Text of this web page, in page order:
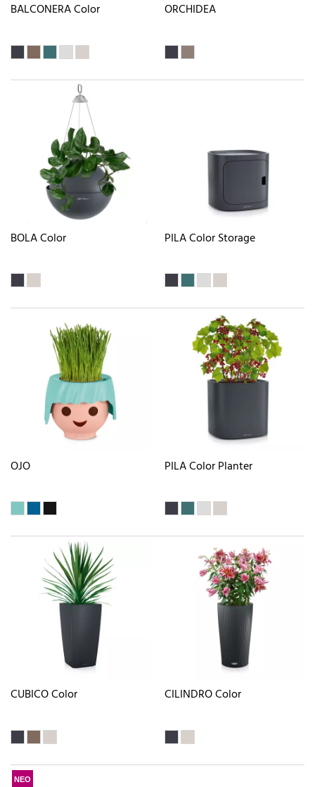
BALCONERA Color ORCHIDEA
BOLA Color PILA Color Storage
OJO PILA Color Planter
CUBICO Color CILINDRO Color
ΝΕΟ